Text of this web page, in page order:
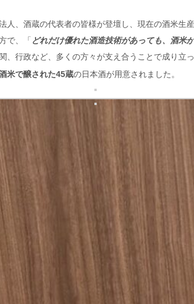
人、酒蔵の代表者の皆様が登壇し、現在の酒米生
で、「 どれだけ優れた酒造技術があっても、酒米
行政など、多くの方々が支え合うことで成り立
米で醸された45蔵の日本酒が用意されました。